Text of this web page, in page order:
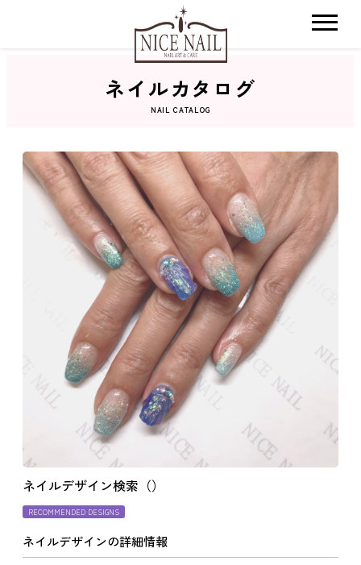
ネイルカタログ
おすすめクーポン
料金メニュー
コンセプト
よくあるご質問
ご利用の流れ
取り扱いカラー
ネイル用語
ネイルカタログ
NAIL CATALOG
ネイルデザイン検索（）
RECOMMENDED DESIGNS
ネイルデザインの詳細情報